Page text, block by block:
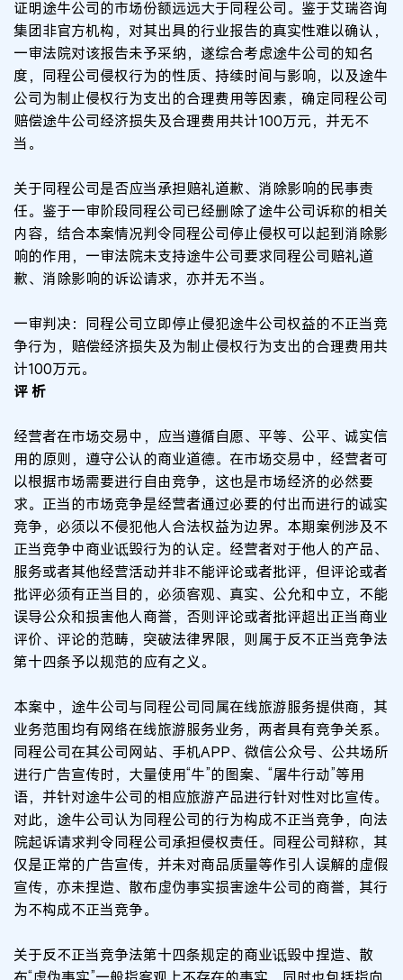
证明途牛公司的市场份额远远大于同程公司。鉴于艾瑞咨询
集团非官方机构，对其出具的行业报告的真实性难以确认，
一审法院对该报告未予采纳，遂综合考虑途牛公司的知名
度，同程公司侵权行为的性质、持续时间与影响，以及途牛
公司为制止侵权行为支出的合理费用等因素，确定同程公司
赔偿途牛公司经济损失及合理费用共计100万元，并无不
当。
关于同程公司是否应当承担赔礼道歉、消除影响的民事责
任。鉴于一审阶段同程公司已经删除了途牛公司诉称的相关
内容，结合本案情况判令同程公司停止侵权可以起到消除影
响的作用，一审法院未支持途牛公司要求同程公司赔礼道
歉、消除影响的诉讼请求，亦并无不当。
一审判决：同程公司立即停止侵犯途牛公司权益的不正当竞
争行为，赔偿经济损失及为制止侵权行为支出的合理费用共
计100万元。
评 析
经营者在市场交易中，应当遵循自愿、平等、公平、诚实信
用的原则，遵守公认的商业道德。在市场交易中，经营者可
以根据市场需要进行自由竞争，这也是市场经济的必然要
求。正当的市场竞争是经营者通过必要的付出而进行的诚实
竞争，必须以不侵犯他人合法权益为边界。本期案例涉及不
正当竞争中商业诋毁行为的认定。经营者对于他人的产品、
服务或者其他经营活动并非不能评论或者批评，但评论或者
批评必须有正当目的，必须客观、真实、公允和中立，不能
误导公众和损害他人商誉，否则评论或者批评超出正当商业
评价、评论的范畴，突破法律界限，则属于反不正当竞争法
第十四条予以规范的应有之义。
本案中，途牛公司与同程公司同属在线旅游服务提供商，其
业务范围均有网络在线旅游服务业务，两者具有竞争关系。
同程公司在其公司网站、手机APP、微信公众号、公共场所
进行广告宣传时，大量使用“牛”的图案、“屠牛行动”等用
语，并针对途牛公司的相应旅游产品进行针对性对比宣传。
对此，途牛公司认为同程公司的行为构成不正当竞争，向法
院起诉请求判令同程公司承担侵权责任。同程公司辩称，其
仅是正常的广告宣传，并未对商品质量等作引人误解的虚假
宣传，亦未捏造、散布虚伪事实损害途牛公司的商誉，其行
为不构成不正当竞争。
关于反不正当竞争法第十四条规定的商业诋毁中捏造、散